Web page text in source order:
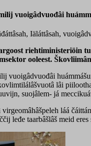
vuoigâdvuođâi
Iäláttâsah,
riehtiministeriöin
ooleest.
vuoigâdvuođâi
lâi
suojâlem- já
láá
leđe taarbâšlâš meid